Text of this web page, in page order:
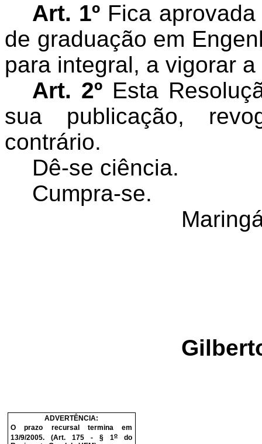
Art. 1º Fica
de graduação em
para integral, a vigorar
Art. 2º Esta
sua publicação,
contrário.
Dê-se ciência.
Cumpra-se.
ADVERTÊNCIA:
O prazo recursal termina em
13/9/2005. (Art. 175 - § 1o
do